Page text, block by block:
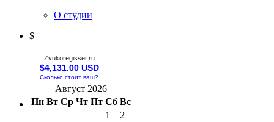
О студии
$
Zvukoregisser.ru
$4,131.00 USD
Сколько стоит ваш?
Август 2026
Пн Вт Ср Чт Пт Сб Вс
1
2